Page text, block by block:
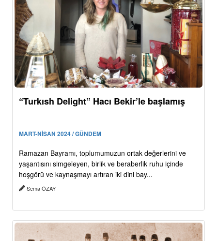
“Turkısh Delight” Hacı Bekir’le başlamış
MART-NİSAN 2024 / GÜNDEM
Ramazan Bayramı, toplumumuzun ortak değerlerini ve
yaşantısını simgeleyen, birlik ve beraberlik ruhu içinde
hoşgörü ve kaynaşmayı artıran iki dini bay...
Sema ÖZAY